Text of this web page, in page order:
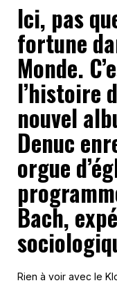
Ici, pas
fortune
Monde.
l’histoire
nouvel
Denuc
orgue
Bach,
Rien à voir avec le